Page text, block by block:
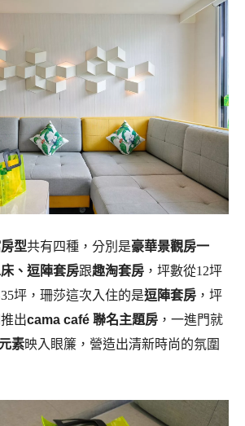
型共有四種，分別是豪華景觀房一
、逗陣套房跟趣淘套房 ，坪數從12坪
坪，珊莎這次入住的是逗陣套房 ，坪
出cama café 聯名主題房 ，一進門就
素映入眼簾，營造出清新時尚的氛圍